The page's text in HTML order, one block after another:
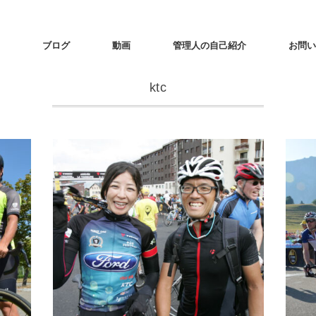
ブログ 動画 管理人の自己紹介 お問
ktc